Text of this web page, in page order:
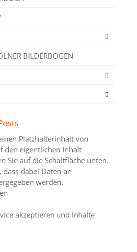
BILDERBOGEN
Platzhalterinhalt von
den eigentlichen Inhalt
Sie auf die Schaltfläche unten.
dass dabei Daten an
werden.
akzeptieren und Inhalte